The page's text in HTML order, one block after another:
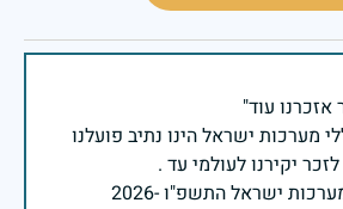
מערכות ישראל הינו נתיב פועלנו
ישראל התשפ"ו -2026